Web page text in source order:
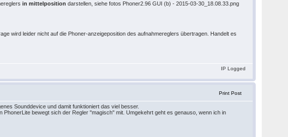
in mittelposition darstellen, siehe fotos Phoner2.96 GUI (b) - 2015-03-30_18.08.33.png
wird leider nicht auf die Phoner-anzeigeposition des aufnahmereglers übertragen. Handelt es
IP Logged
Print Post
Sounddevice und damit funktioniert das viel besser.
bewegt sich der Regler "magisch" mit. Umgekehrt geht es genauso, wenn ich in